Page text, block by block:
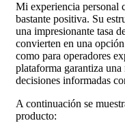
Mi experiencia
bastante positiva. Su
una impresionante tasa
convierten en una
como para operadores
plataforma garantiza
decisiones informadas
A continuación se
producto: